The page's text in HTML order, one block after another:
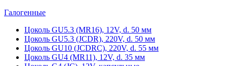
Галогенные
Цоколь GU5.3 (MR16), 12V, d. 50 мм
Цоколь GU5.3 (JCDR), 220V, d. 50 мм
Цоколь GU10 (JCDRC), 220V, d. 55 мм
Цоколь GU4 (MR11), 12V, d. 35 мм